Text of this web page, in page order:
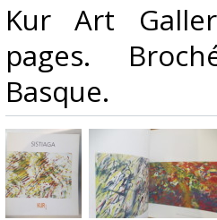
‎Kur Art
pages.
Basque.‎